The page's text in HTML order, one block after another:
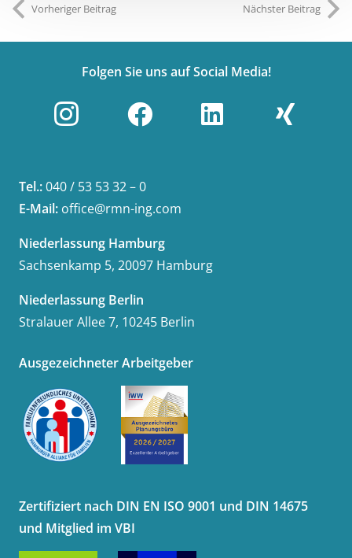
Vorheriger Beitrag Nächster Beitrag
Folgen Sie uns auf Social Media!
Tel.:040 / 53 53 32 – 0
E-Mail: office@rmn-ing.com
Niederlassung Hamburg
Sachsenkamp 5, 20097 Hamburg
Niederlassung Berlin
Stralauer Allee 7, 10245 Berlin
Ausgezeichneter Arbeitgeber
Zertifiziert nach DIN EN ISO 9001 und DIN 14675
und Mitglied im VBI